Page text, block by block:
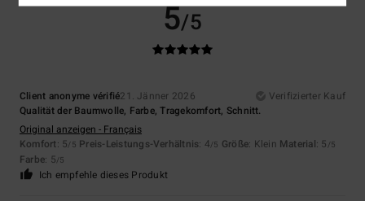
5/5
Client anonyme vérifié21. Jänner 2026
Verifizierter Kauf
Qualität der Baumwolle, Farbe, Tragekomfort, Schnitt.
Original anzeigen - Français
Komfort: 5/5 Preis-Leistungs-Verhältnis: 4/5 Größe: Klein Material: 5 /5
Farbe: 5/5
Ich empfehle dieses Produkt